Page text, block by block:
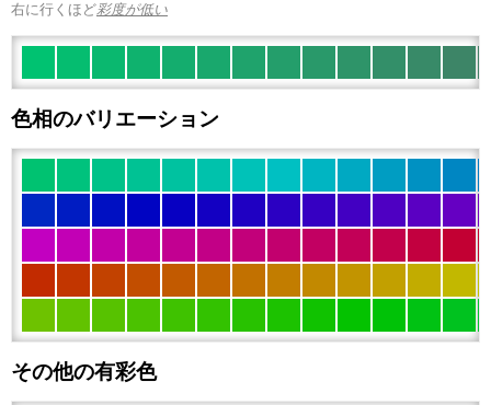
右に行くほど彩度が低い
色相のバリエーション
その他の有彩色